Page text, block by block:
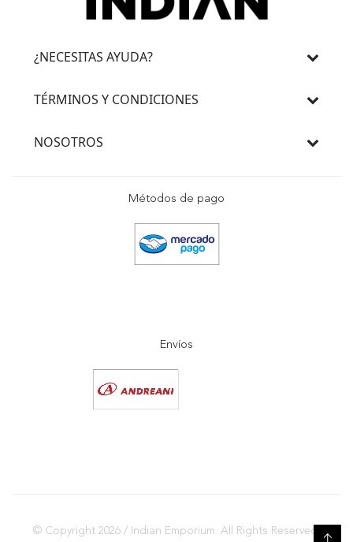
¿NECESITAS AYUDA?
TÉRMINOS Y CONDICIONES
NOSOTROS
Métodos de pago
Envíos
© Copyright 2026 / Indian Emporium. All Rights Reserved.